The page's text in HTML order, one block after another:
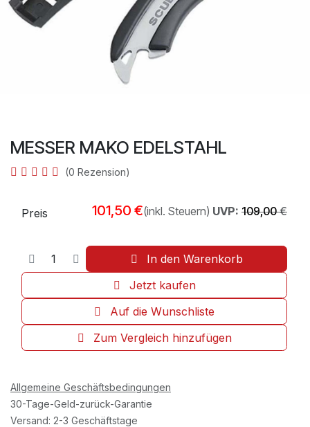
MESSER MAKO EDELSTAHL
(0 Rezension)
In den Warenkorb
Jetzt kaufen
Zum Vergleich hinzufügen
Auf die Wunschliste
Preis 101,50 €(inkl. Steuern) UVP: 109,00€
Allgemeine Geschäftsbedingungen
30-Tage-Geld-zurück-Garantie
Versand: 2-3 Geschäftstage